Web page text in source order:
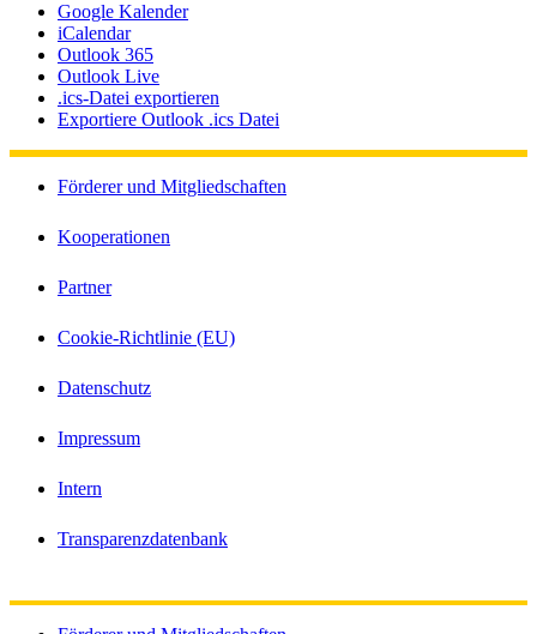
Google Kalender
iCalendar
Outlook 365
Outlook Live
.ics-Datei exportieren
Exportiere Outlook .ics Datei
Förderer und Mitgliedschaften
Kooperationen
Partner
Cookie-Richtlinie (EU)
Datenschutz
Impressum
Intern
Transparenzdatenbank